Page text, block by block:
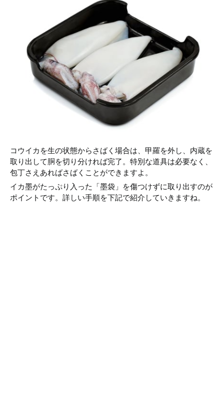
コウイカを生の状態からさばく場合は、甲羅を外し、内蔵を
取り出して胴を切り分ければ完了。特別な道具は必要なく、
包丁さえあればさばくことができますよ。
イカ墨がたっぷり入った「墨袋」を傷つけずに取り出すのが
ポイントです。詳しい手順を下記で紹介していきますね。